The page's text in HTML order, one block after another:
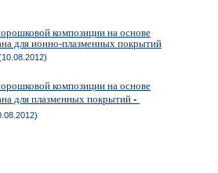
композиции на основе
для ионно-плазменных покрытий
композиции на основе
для плазменных покрытий-